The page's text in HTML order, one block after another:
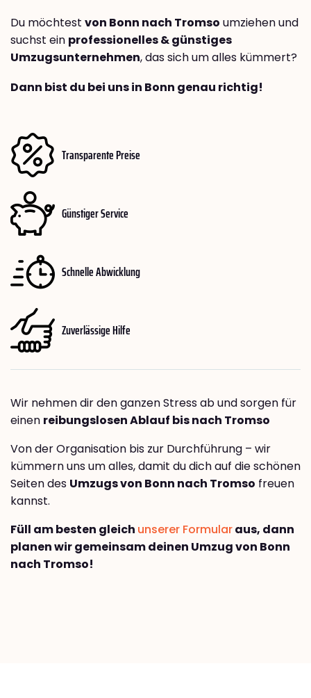
Du möchtest von Bonn nach Tromso umziehen und
suchst ein professionelles & günstiges
Umzugsunternehmen, das sich um alles kümmert?
Dann bist du bei uns in Bonn genau richtig!
Transparente Preise
Günstiger Service
Schnelle Abwicklung
Zuverlässige Hilfe
Wir nehmen dir den ganzen Stress ab und sorgen für
einen reibungslosen Ablauf bis nach Tromso
Von der Organisation bis zur Durchführung – wir
kümmern uns um alles, damit du dich auf die schönen
Seiten des Umzugs von Bonn nach Tromso freuen
kannst.
Füll am besten gleich unserer Formularaus, dann
planen wir gemeinsam deinen Umzug von Bonn
nach Tromso!